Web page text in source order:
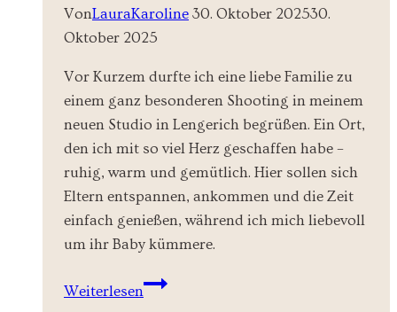
VonLauraKaroline 30. Oktober 202530.
Oktober 2025
Vor Kurzem durfte ich eine liebe Familie zu
einem ganz besonderen Shooting in meinem
neuen Studio in Lengerich begrüßen. Ein Ort,
den ich mit so viel Herz geschaffen habe –
ruhig, warm und gemütlich. Hier sollen sich
Eltern entspannen, ankommen und die Zeit
einfach genießen, während ich mich liebevoll
um ihr Baby kümmere.
Weiterlesen
Newbornshooting